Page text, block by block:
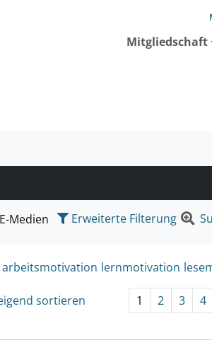
Mitgliedschaft
suchen wollen.
E-Medien Erweiterte Filterung
arbeitsmotivation lernmotivation
sortieren 1 2 3 4